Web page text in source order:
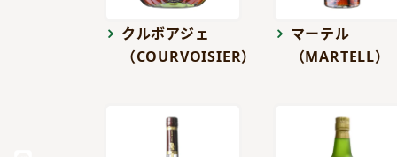
クルボアジェ
（COURVOISIER）
マーテル
（MARTELL）